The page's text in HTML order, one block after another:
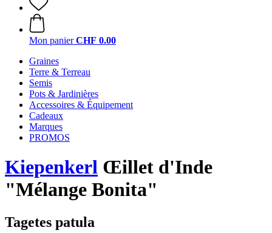
Mon panier CHF 0.00
Graines
Terre & Terreau
Semis
Pots & Jardinières
Accessoires & Équipement
Cadeaux
Marques
PROMOS
Kiepenkerl Œillet d'Inde
"Mélange Bonita"
Tagetes patula